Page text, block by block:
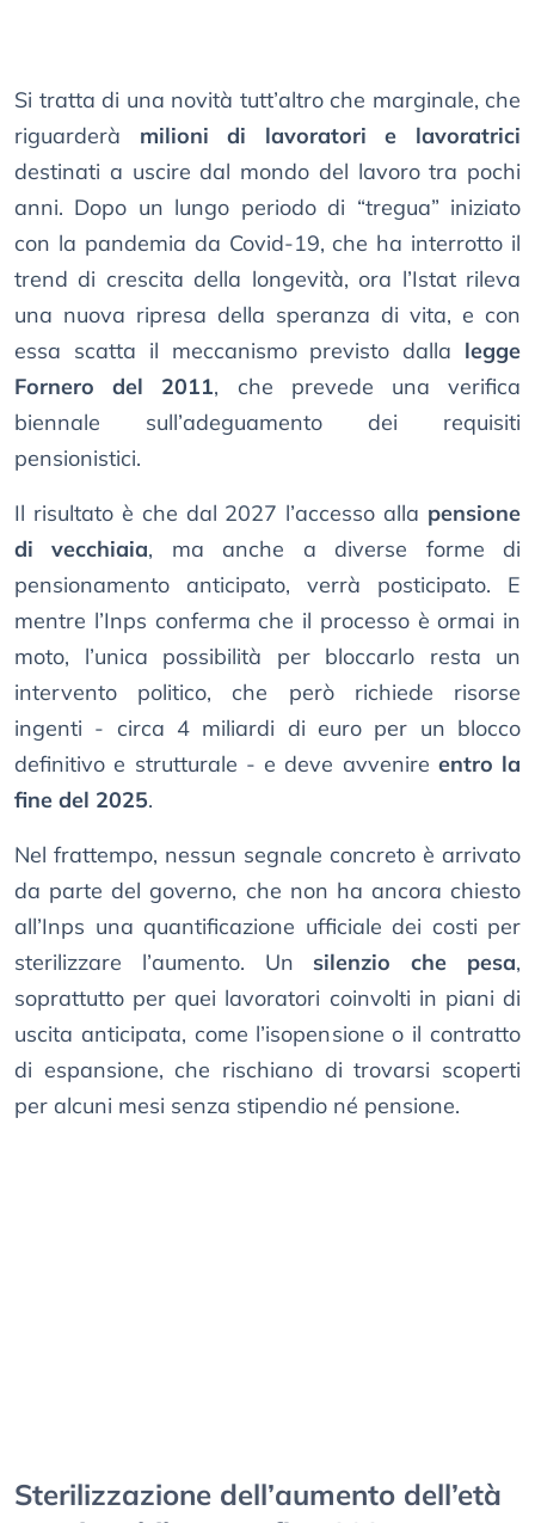
Si tratta di una novità tutt’altro che marginale, che
riguarderà milioni di lavoratori e lavoratrici
destinati a uscire dal mondo del lavoro tra pochi
anni. Dopo un lungo periodo di “tregua” iniziato
con la pandemia da Covid-19, che ha interrotto il
trend di crescita della longevità, ora l’Istat rileva
una nuova ripresa della speranza di vita, e con
essa scatta il meccanismo previsto dalla legge
Fornero del 2011, che prevede una verifica
biennale sull’adeguamento dei requisiti
pensionistici.
Il risultato è che dal 2027 l’accesso alla pensione
di vecchiaia, ma anche a diverse forme di
pensionamento anticipato, verrà posticipato. E
mentre l’Inps conferma che il processo è ormai in
moto, l’unica possibilità per bloccarlo resta un
intervento politico, che però richiede risorse
ingenti - circa 4 miliardi di euro per un blocco
definitivo e strutturale - e deve avvenire entro la
fine del 2025.
Nel frattempo, nessun segnale concreto è arrivato
da parte del governo, che non ha ancora chiesto
all’Inps una quantificazione ufficiale dei costi per
sterilizzare l’aumento. Un silenzio che pesa,
soprattutto per quei lavoratori coinvolti in piani di
uscita anticipata, come l’isopensione o il contratto
di espansione, che rischiano di trovarsi scoperti
per alcuni mesi senza stipendio né pensione.
Sterilizzazione dell’aumento dell’età